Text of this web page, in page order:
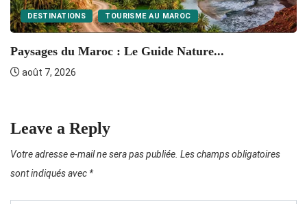
DESTINATIONS TOURISME AU MAROC
Paysages du Maroc : Le Guide Nature...
août 7, 2026
Leave a Reply
Votre adresse e-mail ne sera pas publiée. Les champs obligatoires
sont indiqués avec *